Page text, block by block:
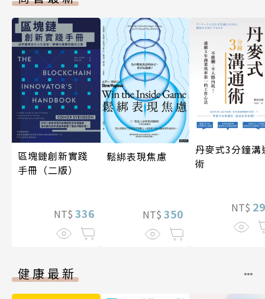
區塊鏈創新實踐
手冊（二版）
NT$ 336
鬆綁表現焦慮
NT$ 350
丹麥式3分鐘溝
術
NT$
健康最新